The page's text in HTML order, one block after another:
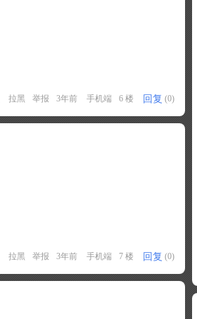
拉黑 举报 3年前 手机端 6 楼 回复 (0)
拉黑 举报 3年前 手机端 7 楼 回复 (0)